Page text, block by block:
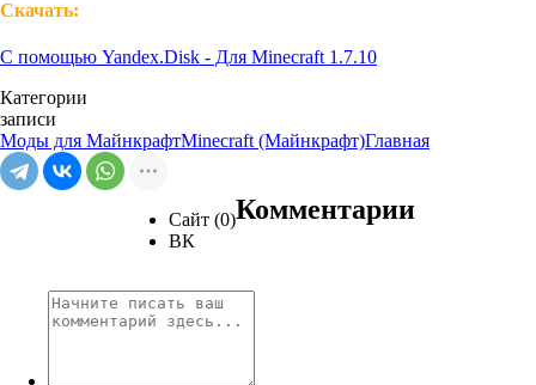
Скачать:
С помощью Yandex.Disk - Для Minecraft 1.7.10
Категории
записи
Моды для МайнкрафтMinecraft (Майнкрафт)Главная
Сайт (0)
ВК
Комментарии